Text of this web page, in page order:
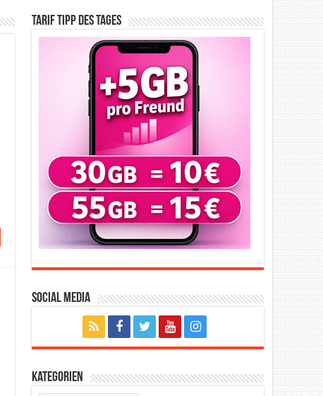
Tarif Tipp des Tages
Social Media
Kategorien